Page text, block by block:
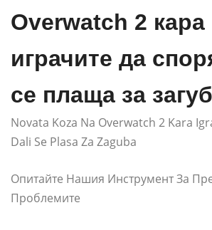
Overwatch 2 кара
играчите да
се плаща за
Novata Koza Na Overwatch 2 Kara
Dali Se Plasa Za Zaguba
Опитайте Нашия Инструмент За
Проблемите